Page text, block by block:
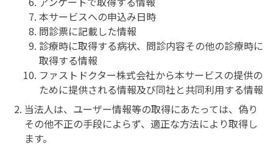
本サービスへの申込み日時
問診票に記載した情報
診療時に取得する病状、問診内容その他の診療時に
取得する情報
ファストドクター株式会社から本サービスの提供の
ために提供される情報及び同社と共同利用する情報
当法人は、ユーザー情報等の取得にあたっては、偽り
その他不正の手段によらず、適正な方法により取得し
ます。